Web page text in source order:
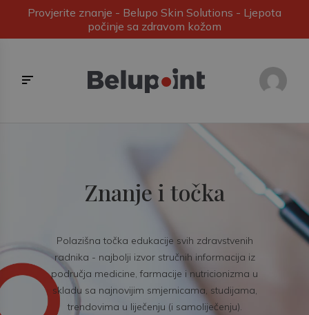
Provjerite znanje - Belupo Skin Solutions - Ljepota
počinje sa zdravom kožom
Znanje i točka
Polazišna točka edukacije svih zdravstvenih
radnika - najbolji izvor stručnih informacija iz
područja medicine, farmacije i nutricionizma u
skladu sa najnovijim smjernicama, studijama,
trendovima u liječenju (i samoliječenju).